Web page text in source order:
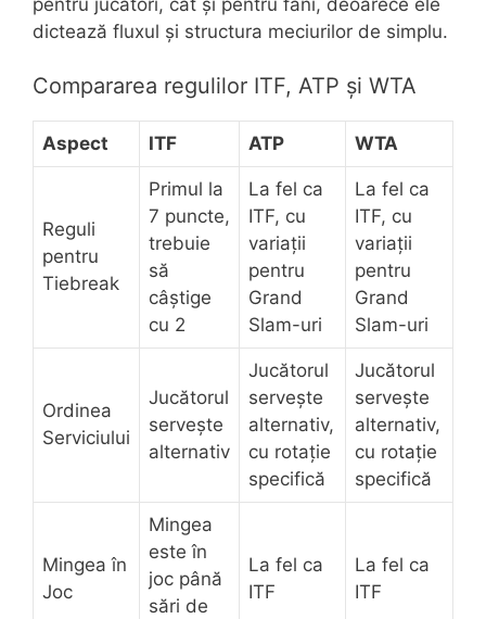
dictează fluxul și structura meciurilor de simplu.
Compararea regulilor ITF, ATP și WTA
Aspect ITF ATP WTA
Reguli
pentru
Tiebreak
Primul la
7 puncte,
trebuie
să
câștige
cu 2
La fel ca
ITF, cu
variații
pentru
Grand
Slam-uri
La fel ca
ITF, cu
variații
pentru
Grand
Slam-uri
Ordinea
Serviciului
Jucătorul
servește
alternativ
Jucătorul
servește
alternativ,
cu rotație
specifică
Jucătorul
servește
alternativ,
cu rotație
specifică
Mingea în
Joc
Mingea
este în
joc până
sări de
La fel ca
ITF
La fel ca
ITF